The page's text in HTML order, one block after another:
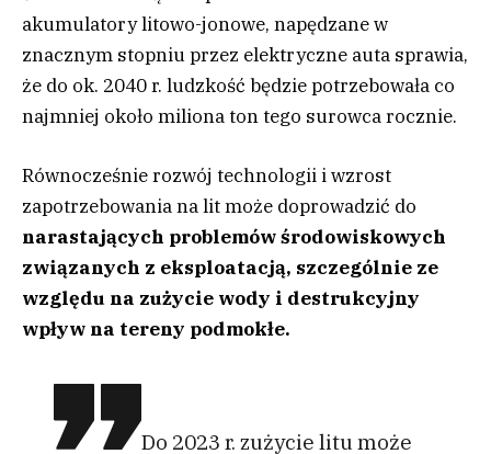
akumulatory litowo-jonowe, napędzane w
znacznym stopniu przez elektryczne auta sprawia,
że do ok. 2040 r. ludzkość będzie potrzebowała co
najmniej około miliona ton tego surowca rocznie.
Równocześnie rozwój technologii i wzrost
zapotrzebowania na lit może doprowadzić do
narastających problemów środowiskowych
związanych z eksploatacją, szczególnie ze
względu na zużycie wody i destrukcyjny
wpływ na tereny podmokłe.
Do 2023 r. zużycie litu może